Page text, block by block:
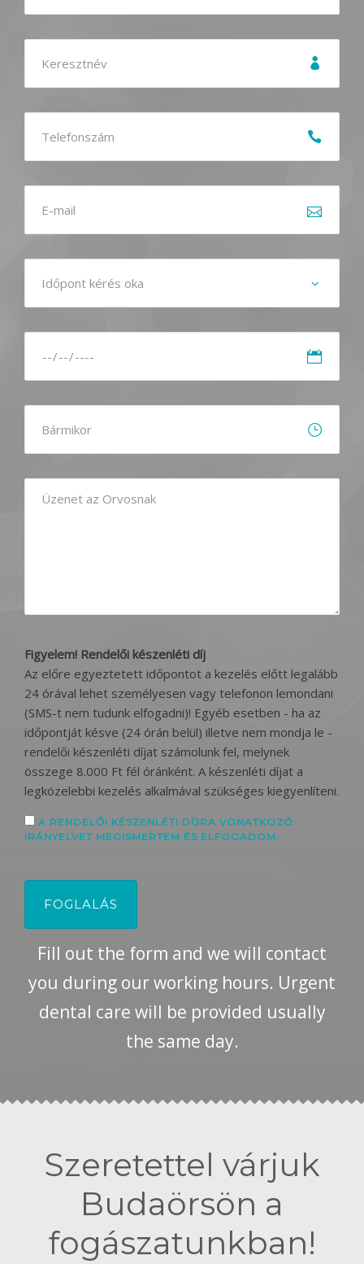
Figyelem! Rendelői készenléti díj
Az előre egyeztetett időpontot a kezelés előtt legalább
24 órával lehet személyesen vagy telefonon lemondani
(SMS-t nem tudunk elfogadni)! Egyéb esetben - ha az
időpontját késve (24 órán belül) illetve nem mondja le -
rendelői készenléti díjat számolunk fel, melynek
összege 8.000 Ft fél óránként. A készenléti díjat a
legközelebbi kezelés alkalmával szükséges kiegyenlíteni.
A RENDELŐI KÉSZENLÉTI DÍJRA VONATKOZÓ
IRÁNYELVET MEGISMERTEM ÉS ELFOGADOM.
Fill out the form and we will contact
you during our working hours. Urgent
dental care will be provided usually
the same day.
Szeretettel várjuk
Budaörsön a
fogászatunkban!